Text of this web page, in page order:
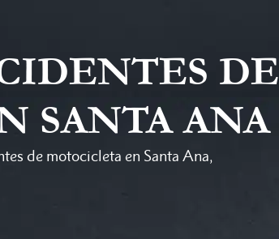
DE
SANTA ANA
de motocicleta en Santa Ana,